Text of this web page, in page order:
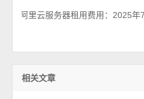
阿里云服务器租用费用：2025年
相关文章